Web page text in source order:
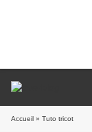
Accueil » Tuto tricot